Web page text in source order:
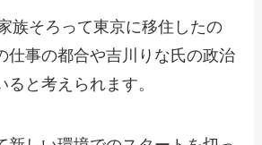
族そろって東京に移住したの
仕事の都合や吉川りな氏の政治
と考えられます。